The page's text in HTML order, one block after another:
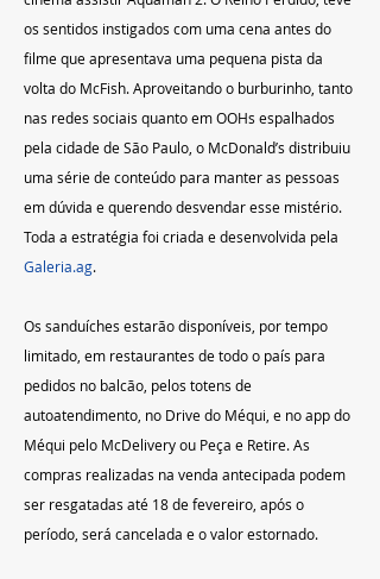
os sentidos instigados com uma cena antes do
filme que apresentava uma pequena pista da
volta do McFish. Aproveitando o burburinho, tanto
nas redes sociais quanto em OOHs espalhados
pela cidade de São Paulo, o McDonald’s distribuiu
uma série de conteúdo para manter as pessoas
em dúvida e querendo desvendar esse mistério.
Toda a estratégia foi criada e desenvolvida pela
Galeria.ag.
Os sanduíches estarão disponíveis, por tempo
limitado, em restaurantes de todo o país para
pedidos no balcão, pelos totens de
autoatendimento, no Drive do Méqui, e no app do
Méqui pelo McDelivery ou Peça e Retire. As
compras realizadas na venda antecipada podem
ser resgatadas até 18 de fevereiro, após o
período, será cancelada e o valor estornado.